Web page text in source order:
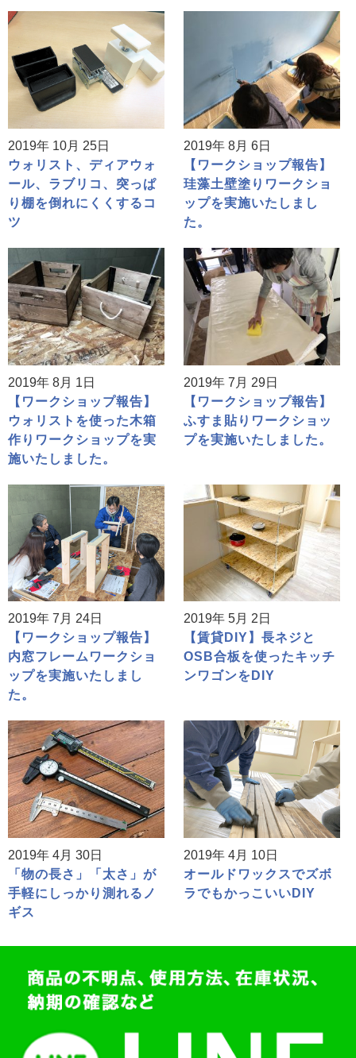
2019年 10月 25日
ウォリスト、ディアウォ
ール、ラブリコ、突っぱ
り棚を倒れにくくするコ
ツ
2019年 8月 6日
【ワークショップ報告】
珪藻土壁塗りワークショ
ップを実施いたしまし
た。
2019年 8月 1日
【ワークショップ報告】
ウォリストを使った木箱
作りワークショップを実
施いたしました。
2019年 7月 29日
【ワークショップ報告】
ふすま貼りワークショッ
プを実施いたしました。
2019年 7月 24日
【ワークショップ報告】
内窓フレームワークショ
ップを実施いたしまし
た。
2019年 5月 2日
【賃貸DIY】長ネジと
OSB合板を使ったキッチ
ンワゴンをDIY
2019年 4月 30日
「物の長さ」「太さ」が
手軽にしっかり測れるノ
ギス
2019年 4月 10日
オールドワックスでズボ
ラでもかっこいいDIY